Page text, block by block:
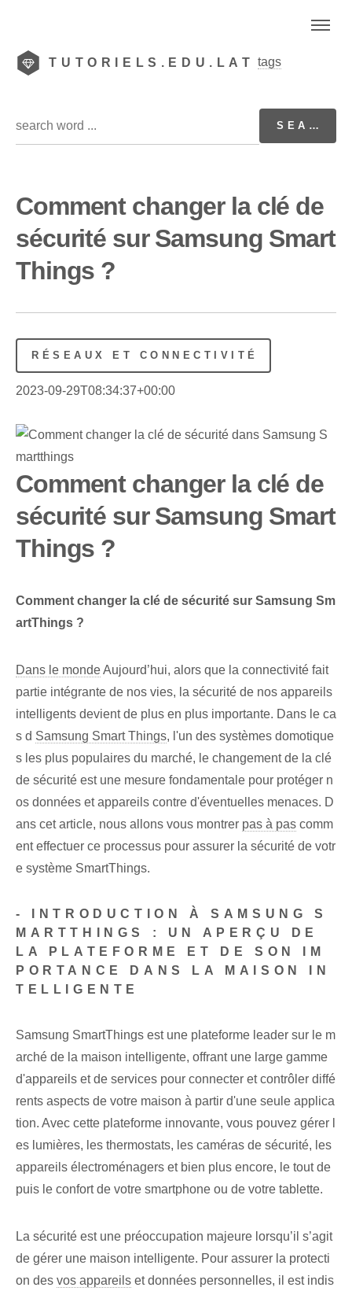
TUTORIELS.EDU.LAT tags
Comment changer la clé de
sécurité sur Samsung Smart
Things ?
RÉSEAUX ET CONNECTIVITÉ
2023-09-29T08:34:37+00:00
Comment changer la clé de
sécurité sur Samsung Smart
Things ?
Comment changer la clé de sécurité sur Samsung⁤ Sm
artThings ?
Dans le mondeAujourd’hui, alors que la connectivité fait
partie intégrante de nos vies, la sécurité de nos appareils
intelligents devient de plus en plus importante. Dans le ca
s d Samsung Smart Things, l'un des systèmes domotique
s les plus populaires du marché, le changement de la clé
de sécurité ⁣est une mesure fondamentale ⁤pour protéger n
os données et ⁤appareils contre d'éventuelles⁢ menaces. D
ans cet article, nous allons vous montrer pas à pas comm
ent effectuer ce processus pour assurer la sécurité de votr
e système SmartThings.
- INTRODUCTION À SAMSUNG S
MARTTHINGS : UN APERÇU DE
LA PLATEFORME ET DE SON IM
PORTANCE DANS LA MAISON IN
TELLIGENTE
Samsung SmartThings est une plateforme leader sur le m
arché de la maison intelligente, offrant une large gamme
d'appareils et de services pour connecter et contrôler diffé
rents aspects de votre maison à partir d'une seule applica
tion. Avec cette plateforme innovante, vous pouvez gérer l
es lumières, les thermostats, les caméras de sécurité, les
appareils électroménagers et bien plus encore, le tout de
puis le confort de votre smartphone ou de votre tablette.
La sécurité est une préoccupation majeure lorsqu’il s’agit
de gérer une maison intelligente. Pour assurer⁢ la ⁤protecti
on des vos appareils et données personnelles, il est indis